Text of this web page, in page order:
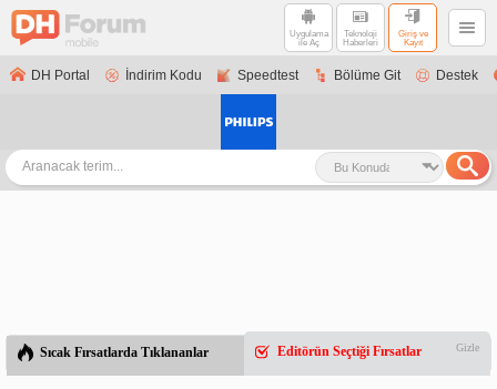
Uygulama
ile Aç
Teknoloji
Haberleri
Giriş ve
Kayıt
DH Portal İndirim Kodu Speedtest Bölüme Git Destek
Sıcak Fırsatlarda Tıklananlar Editörün Seçtiği Fırsatlar Gizle